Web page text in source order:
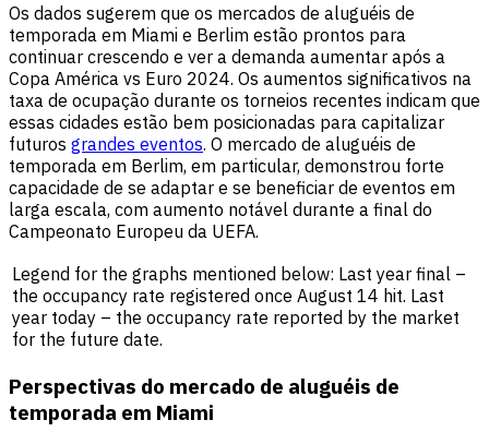
Os dados sugerem que os mercados de aluguéis de
temporada em Miami e Berlim estão prontos para
continuar crescendo e ver a demanda aumentar após a
Copa América vs Euro 2024. Os aumentos significativos na
taxa de ocupação durante os torneios recentes indicam que
essas cidades estão bem posicionadas para capitalizar
futuros grandes eventos. O mercado de aluguéis de
temporada em Berlim, em particular, demonstrou forte
capacidade de se adaptar e se beneficiar de eventos em
larga escala, com aumento notável durante a final do
Campeonato Europeu da UEFA.
Legend for the graphs mentioned below: Last year final –
the occupancy rate registered once August 14 hit. Last
year today – the occupancy rate reported by the market
for the future date.
Perspectivas do mercado de aluguéis de
temporada em Miami